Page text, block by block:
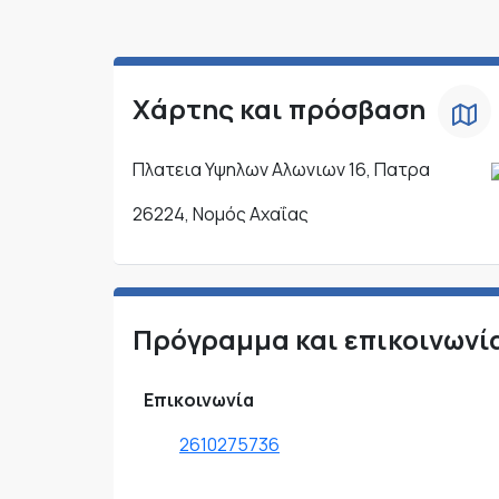
Χάρτης και πρόσβαση
Πλατεια Υψηλων Αλωνιων 16, Πατρα
26224, Νομός Αχαΐας
Πρόγραμμα και
Επικοινωνία
2610275736